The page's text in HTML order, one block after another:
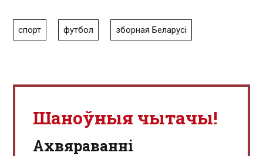
спорт футбол зборная Беларусі
Шаноўныя чытачы!
Aхвяраванні